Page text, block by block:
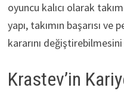
oyuncu kalıcı olarak
yapı, takımın başarısı
kararını
Krastev’in